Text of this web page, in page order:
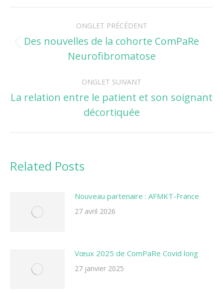
de
commentaire
ONGLET PRÉCÉDENT
Onglet
précédent
Des nouvelles de la cohorte ComPaRe
Neurofibromatose
ONGLET SUIVANT
Onglet
suivant
La relation entre le patient et son soignant
décortiquée
Related Posts
Nouveau partenaire : AFMKT-France
27 avril 2026
Vœux 2025 de ComPaRe Covid long
27 janvier 2025